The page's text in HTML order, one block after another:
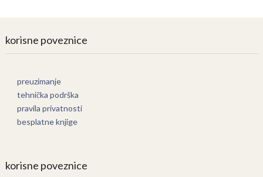
korisne poveznice
preuzimanje
tehnička podrška
pravila privatnosti
besplatne knjige
korisne poveznice